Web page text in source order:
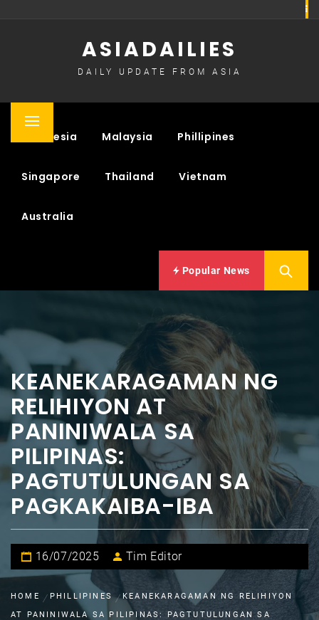
ASIADAILIES
DAILY UPDATE FROM ASIA
Primary
Indonesia Malaysia Phillipines
Singapore Thailand Vietnam
Australia
Popular News
KEANEKARAGAMAN NG
RELIHIYON AT
PANINIWALA SA
PILIPINAS:
PAGTUTULUNGAN SA
PAGKAKAIBA-IBA
16/07/2025 Tim Editor
HOME PHILLIPINES
KEANEKARAGAMAN NG RELIHIYON
AT PANINIWALA SA PILIPINAS: PAGTUTULUNGAN SA